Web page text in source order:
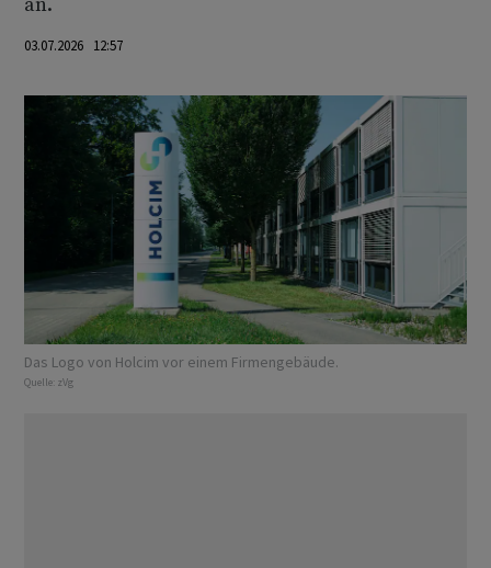
03.07.2026 12:57
Das Logo von Holcim vor einem Firmengebäude.
Quelle: zVg